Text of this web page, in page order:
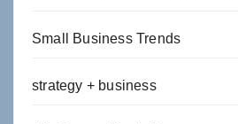
Small Business Trends
strategy + business